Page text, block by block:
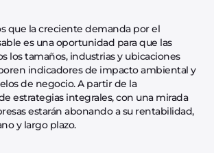
que la creciente demanda por el
es una oportunidad para que las
los tamaños, industrias y ubicaciones
indicadores de impacto ambiental y
de negocio. A partir de la
estrategias integrales, con una mirada
estarán abonando a su rentabilidad,
y largo plazo.